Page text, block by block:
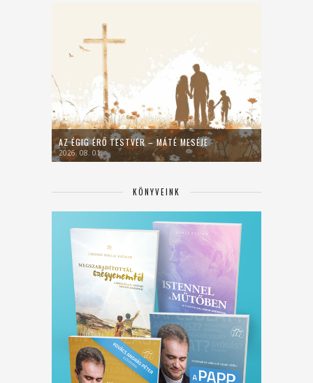
AZ ÉGIG ÉRŐ TESTVÉR – MÁTÉ MESÉJE
2026. 08. 01.
KÖNYVEINK